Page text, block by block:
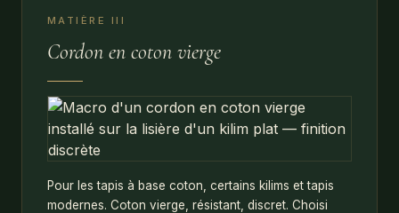
MATIÈRE III
Cordon en coton vierge
Pour les tapis à base coton, certains kilims et tapis
modernes. Coton vierge, résistant, discret. Choisi